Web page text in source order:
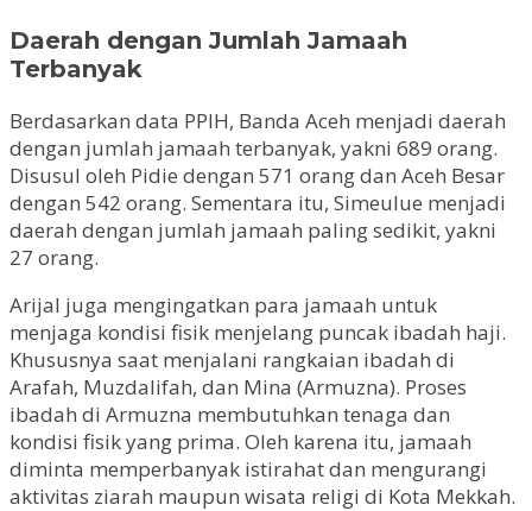
Daerah dengan Jumlah Jamaah
Terbanyak
Berdasarkan data PPIH, Banda Aceh menjadi daerah
dengan jumlah jamaah terbanyak, yakni 689 orang.
Disusul oleh Pidie dengan 571 orang dan Aceh Besar
dengan 542 orang. Sementara itu, Simeulue menjadi
daerah dengan jumlah jamaah paling sedikit, yakni
27 orang.
Arijal juga mengingatkan para jamaah untuk
menjaga kondisi fisik menjelang puncak ibadah haji.
Khususnya saat menjalani rangkaian ibadah di
Arafah, Muzdalifah, dan Mina (Armuzna). Proses
ibadah di Armuzna membutuhkan tenaga dan
kondisi fisik yang prima. Oleh karena itu, jamaah
diminta memperbanyak istirahat dan mengurangi
aktivitas ziarah maupun wisata religi di Kota Mekkah.